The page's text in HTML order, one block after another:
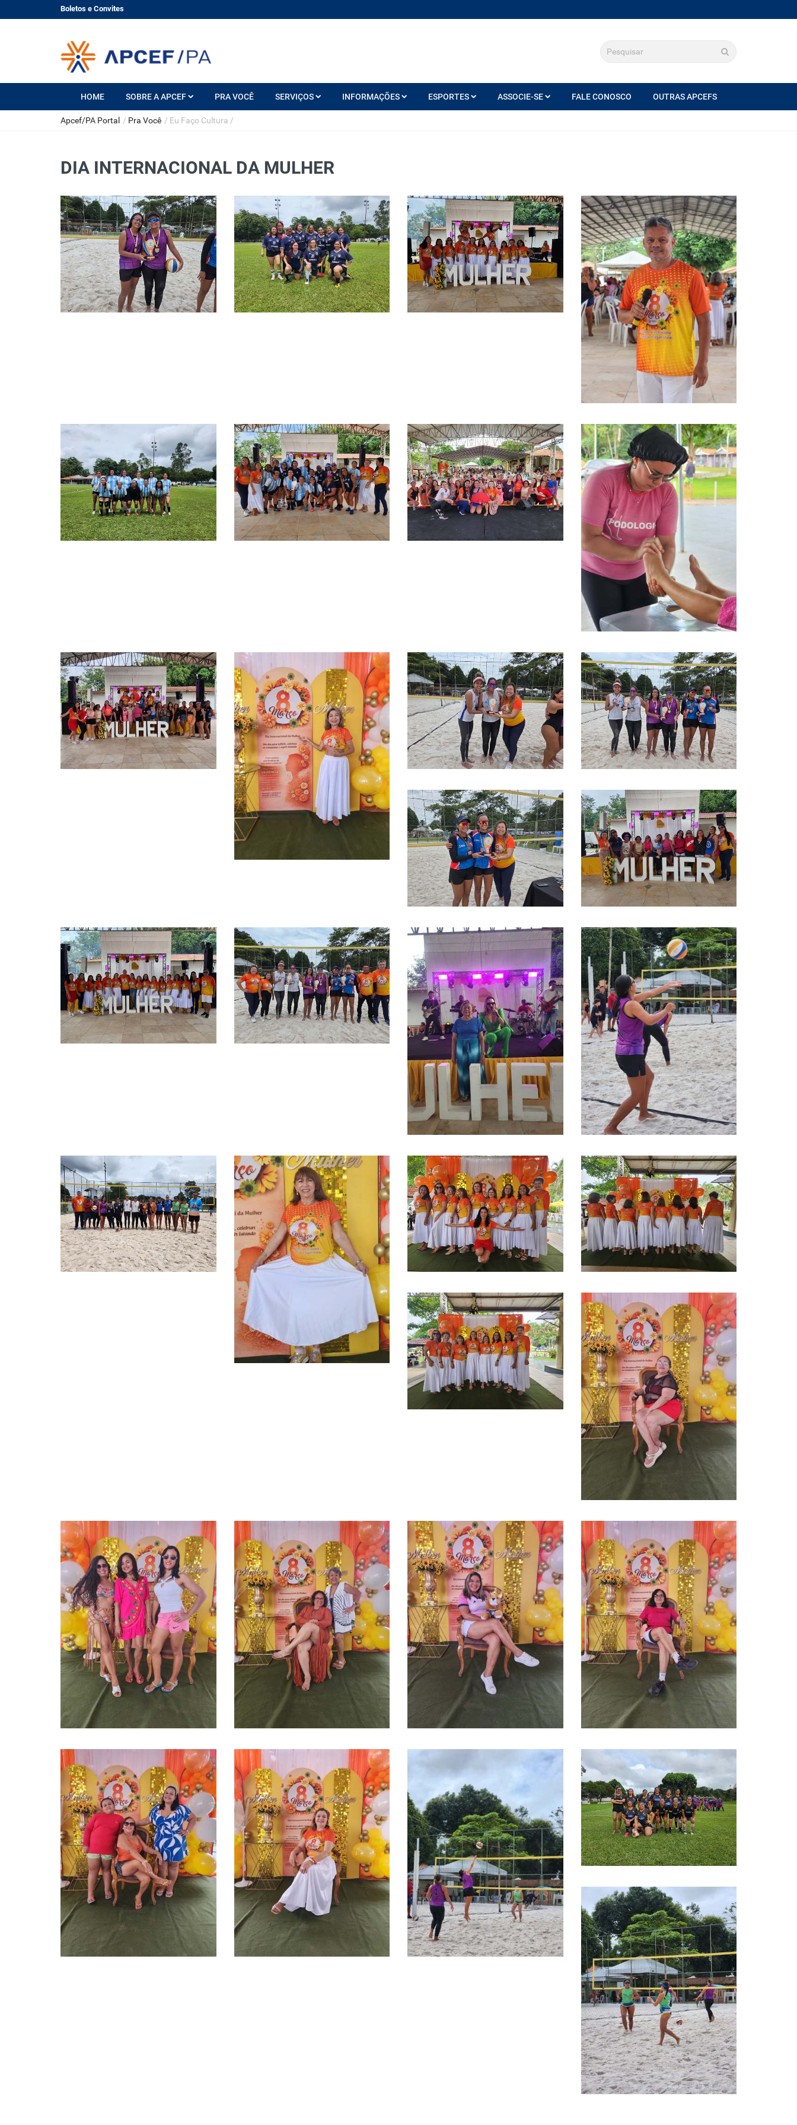
Boletos e Convites
HOME SOBRE A APCEF PRA VOCÊ SERVIÇOS INFORMAÇÕES ESPORTES ASSOCIE-SE FALE CONOSCO OUTRAS APCEFS
Apcef/PA Portal / Pra Você / Eu Faço Cultura /
DIA INTERNACIONAL DA MULHER